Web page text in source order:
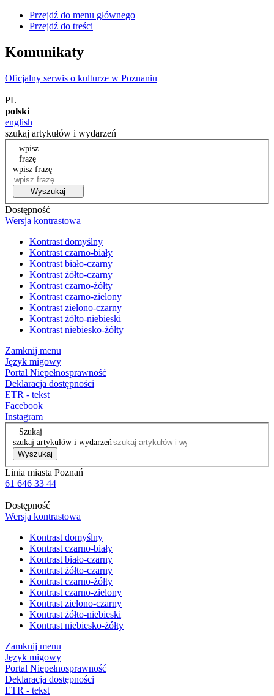
Przejdź do menu głównego
Przejdź do treści
Komunikaty
Oficjalny serwis o kulturze w Poznaniu
|
PL
polski
english
szukaj artykułów i wydarzeń
wpisz
frazę
wpisz frazę
Wyszukaj
Dostępność
Wersja kontrastowa
Kontrast domyślny
Kontrast czarno-biały
Kontrast biało-czarny
Kontrast żółto-czarny
Kontrast czarno-żółty
Kontrast czarno-zielony
Kontrast zielono-czarny
Kontrast żółto-niebieski
Kontrast niebiesko-żółty
Zamknij menu
Język migowy
Portal Niepełnosprawność
Deklaracja dostępności
ETR - tekst
Facebook
Instagram
Szukaj
szukaj artykułów i wydarzeń
Wyszukaj
Linia miasta Poznań
61 646 33 44
Dostępność
Wersja kontrastowa
Kontrast domyślny
Kontrast czarno-biały
Kontrast biało-czarny
Kontrast żółto-czarny
Kontrast czarno-żółty
Kontrast czarno-zielony
Kontrast zielono-czarny
Kontrast żółto-niebieski
Kontrast niebiesko-żółty
Zamknij menu
Język migowy
Portal Niepełnosprawność
Deklaracja dostępności
ETR - tekst